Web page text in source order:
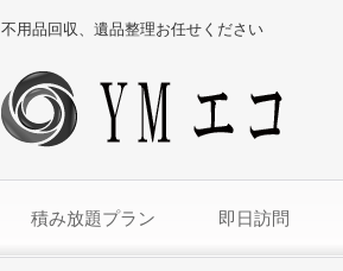
不用品回収、遺品整理お任せください
積み放題プラン 即日訪問